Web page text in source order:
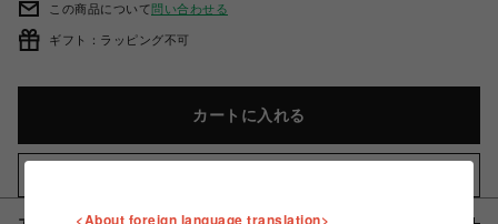
この商品について問い合わせる
ギフト：ラッピング不可
カートに入れる
<About foreign language translation>